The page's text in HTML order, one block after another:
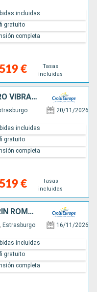
519 €
Tasas
incluidas
incluidas
gratuito
completa
EL RIN DESATADO : UN CRUCERO VIBRANTE LLENO DE LEYENDAS, SABORES Y BUEN HUMOR (FORMULA PUERTO/PUERTO)
20/11/2026
519 €
Tasas
incluidas
incluidas
gratuito
completa
AÑO NUEVO EN EL VALLE DEL RIN ROMÁNTICO (FORMULA PUERTO/PUERTO)
Estrasburgo 16/11/2026
incluidas
gratuito
completa